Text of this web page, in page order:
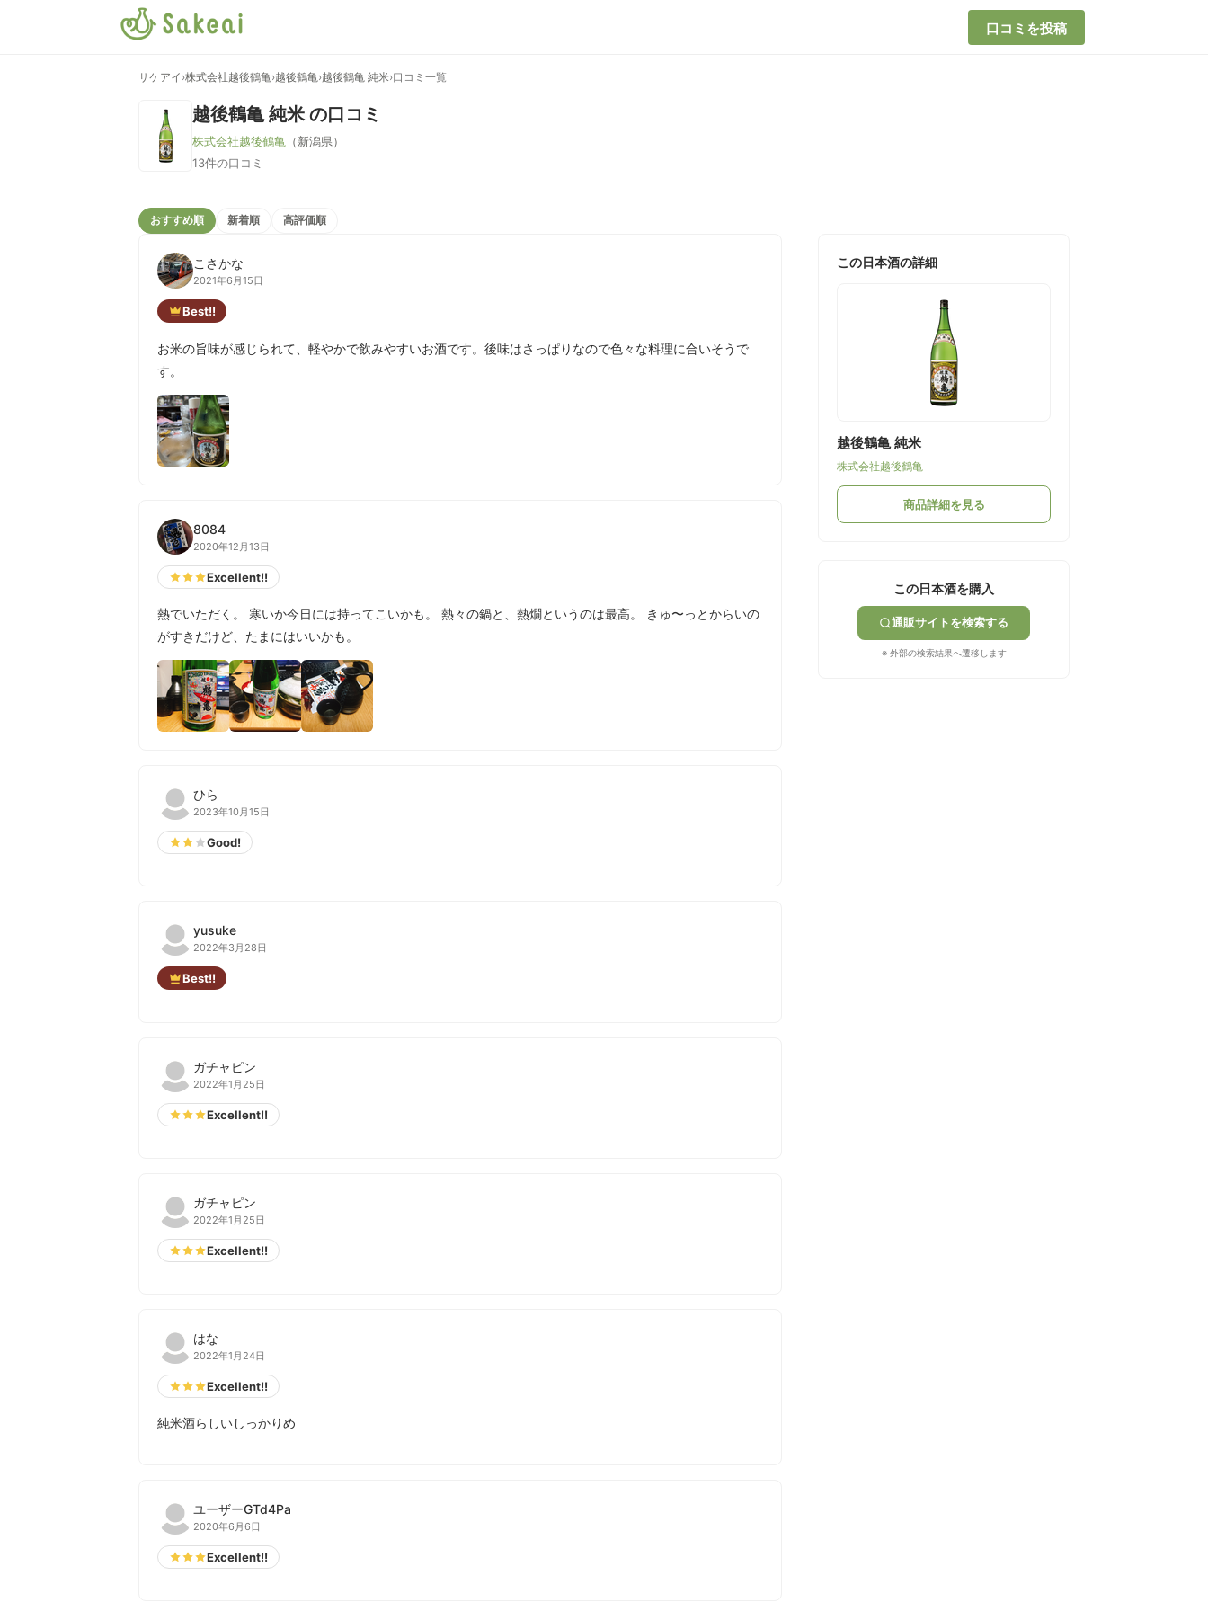
口コミを投稿
サケアイ ›株式会社越後鶴亀›越後鶴亀›越後鶴亀 純米›口コミ一覧
越後鶴亀 純米の口コミ
株式会社越後鶴亀
（新潟県）
13件の口コミ
おすすめ順 新着順 高評価順
こさかな
2021年6月15日
Best!!
お米の旨味が感じられて、軽やかで飲みやすいお酒です。後味はさっぱりなので色々な料理に合いそうで
す。
8084
2020年12月13日
Excellent!!
熱でいただく。 寒いか今日には持ってこいかも。 熱々の鍋と、熱燗というのは最高。 きゅ〜っとからいの
がすきだけど、たまにはいいかも。
ひら
2023年10月15日
Good!
yusuke
2022年3月28日
Best!!
ガチャピン
2022年1月25日
Excellent!!
ガチャピン
2022年1月25日
Excellent!!
はな
2022年1月24日
Excellent!!
純米酒らしいしっかりめ
ユーザーGTd4Pa
2020年6月6日
Excellent!!
この日本酒の詳細
越後鶴亀 純米
株式会社越後鶴亀
商品詳細を見る
この日本酒を購入
通販サイトを検索する
※ 外部の検索結果へ遷移します